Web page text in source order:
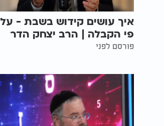
איך עושים קידוש בשבת - על
פי הקבלה | הרב יצחק הדר
פורסם לפני